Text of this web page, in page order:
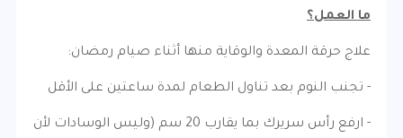
ما العمل؟
علاج حرقة المعدة والوقاية منها أثناء صيام رمضان:
- تجنب النوم بعد تناول الطعام لمدة ساعتين على الأقل
- ارفع رأس سريرك بما يقارب 20 سم (وليس الوسادات لأن